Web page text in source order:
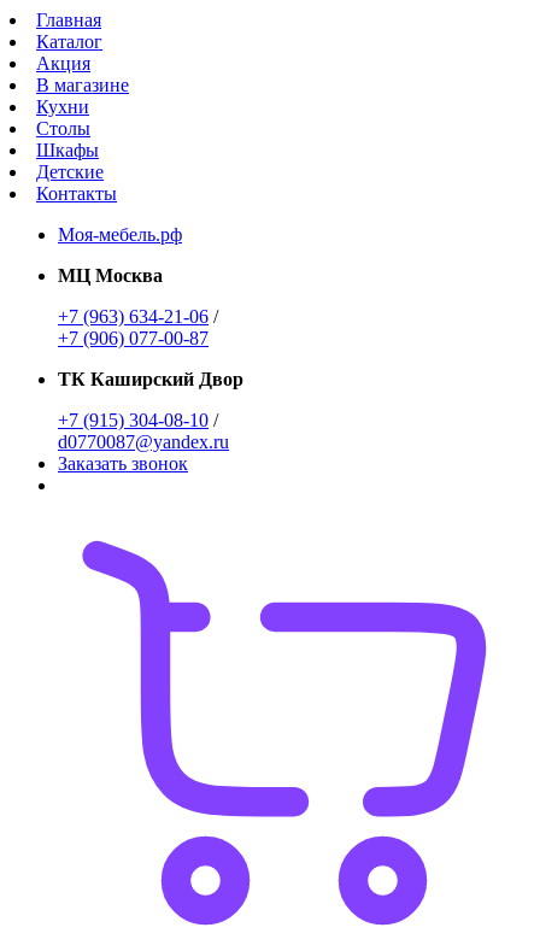
Главная
Каталог
Акция
В магазине
Кухни
Столы
Шкафы
Детские
Контакты
Моя-мебель.рф
МЦ Москва
+7 (963) 634-21-06 /
+7 (906) 077-00-87
ТК Каширский Двор
+7 (915) 304-08-10 /
d0770087@yandex.ru
Заказать звонок